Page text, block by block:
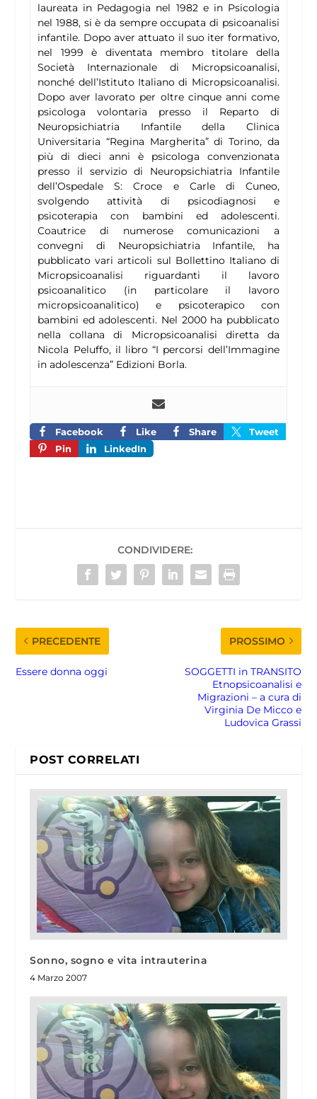
laureata in Pedagogia nel 1982 e in Psicologia
nel 1988, si è da sempre occupata di psicoanalisi
infantile. Dopo aver attuato il suo iter formativo,
nel 1999 è diventata membro titolare della
Società Internazionale di Micropsicoanalisi,
nonché dell’Istituto Italiano di Micropsicoanalisi.
Dopo aver lavorato per oltre cinque anni come
psicologa volontaria presso il Reparto di
Neuropsichiatria Infantile della Clinica
Universitaria “Regina Margherita” di Torino, da
più di dieci anni è psicologa convenzionata
presso il servizio di Neuropsichiatria Infantile
dell’Ospedale S: Croce e Carle di Cuneo,
svolgendo attività di psicodiagnosi e
psicoterapia con bambini ed adolescenti.
Coautrice di numerose comunicazioni a
convegni di Neuropsichiatria Infantile, ha
pubblicato vari articoli sul Bollettino Italiano di
Micropsicoanalisi riguardanti il lavoro
psicoanalitico (in particolare il lavoro
micropsicoanalitico) e psicoterapico con
bambini ed adolescenti. Nel 2000 ha pubblicato
nella collana di Micropsicoanalisi diretta da
Nicola Peluffo, il libro “I percorsi dell’Immagine
in adolescenza” Edizioni Borla.
Facebook Like Share
Tweet
Pin
LinkedIn
CONDIVIDERE:
PRECEDENTE
Essere donna oggi
PROSSIMO
SOGGETTI in TRANSITO
Etnopsicoanalisi e
Migrazioni – a cura di
Virginia De Micco e
Ludovica Grassi
POST CORRELATI
Sonno, sogno e vita intrauterina
4 Marzo 2007